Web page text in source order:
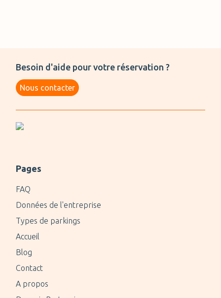
Besoin d'aide pour votre réservation ?
Nous contacter
Pages
FAQ
Données de l'entreprise
Types de parkings
Accueil
Blog
Contact
A propos